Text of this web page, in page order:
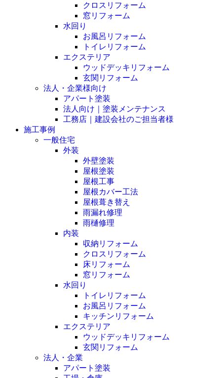
クロスリフォーム
窓リフォーム
水回り
お風呂リフォーム
トイレリフォーム
エクステリア
ウッドデッキリフォーム
玄関リフォーム
法人・企業様向け
アパート塗装
法人向け｜塗装メンテナンス
工務店｜建設会社のご担当者様
施工事例
一般住宅
外装
外壁塗装
屋根塗装
屋根工事
屋根カバー工法
屋根葺き替え
雨漏れ修理
雨樋修理
内装
収納リフォーム
クロスリフォーム
床リフォーム
窓リフォーム
水回り
トイレリフォーム
お風呂リフォーム
キッチンリフォーム
エクステリア
ウッドデッキリフォーム
玄関リフォーム
法人・企業
アパート塗装